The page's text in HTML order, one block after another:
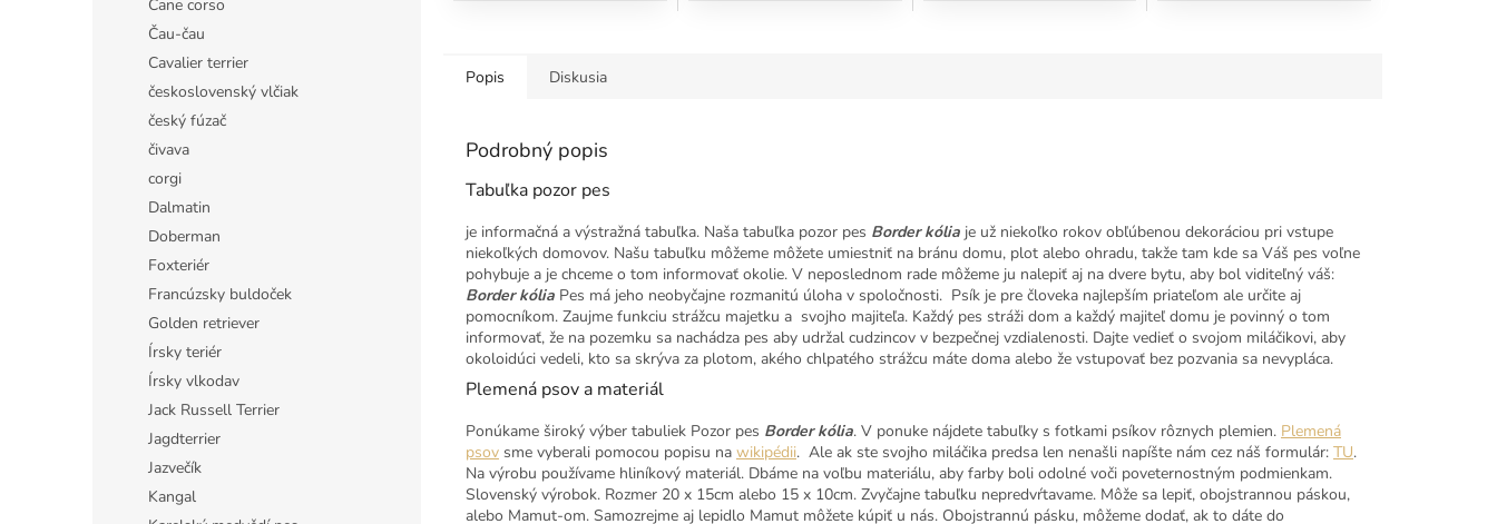
Cane corso
Čau-čau
Cavalier terrier
československý vlčiak
český fúzač
čivava
corgi
Dalmatin
Doberman
Foxteriér
Francúzsky buldoček
Golden retriever
Írsky teriér
Írsky vlkodav
Jack Russell Terrier
Jagdterrier
Jazvečík
Kangal
Popis Diskusia
Podrobný popis
Tabuľka pozor pes
je informačná a výstražná tabuľka. Naša tabuľka pozor pes Border kólia je už niekoľko rokov obľúbenou dekoráciou pri vstupe
niekoľkých domovov. Našu tabuľku môžeme môžete umiestniť na bránu domu, plot alebo ohradu, takže tam kde sa Váš pes voľne
pohybuje a je chceme o tom informovať okolie. V neposlednom rade môžeme ju nalepiť aj na dvere bytu, aby bol viditeľný váš:
Border kólia Pes má jeho neobyčajne rozmanitú úloha v spoločnosti. Psík je pre človeka najlepším priateľom ale určite aj
pomocníkom. Zaujme funkciu strážcu majetku a svojho majiteľa. Každý pes stráži dom a každý majiteľ domu je povinný o tom
informovať, že na pozemku sa nachádza pes aby udržal cudzincov v bezpečnej vzdialenosti. Dajte vedieť o svojom miláčikovi, aby
okoloidúci vedeli, kto sa skrýva za plotom, akého chlpatého strážcu máte doma alebo že vstupovať bez pozvania sa nevypláca.
Plemená psov a materiál
Ponúkame široký výber tabuliek Pozor pes Border kólia. V ponuke nájdete tabuľky s fotkami psíkov rôznych plemien. Plemená
psov sme vyberali pomocou popisu na wikipédii. Ale ak ste svojho miláčika predsa len nenašli napíšte nám cez náš formulár: TU.
Na výrobu používame hliníkový materiál. Dbáme na voľbu materiálu, aby farby boli odolné voči poveternostným podmienkam.
Slovenský výrobok. Rozmer 20 x 15cm alebo 15 x 10cm. Zvyčajne tabuľku nepredvŕtavame. Môže sa lepiť, obojstrannou páskou,
alebo Mamut-om. Samozrejme aj lepidlo Mamut môžete kúpiť u nás. Obojstrannú pásku, môžeme dodať, ak to dáte do